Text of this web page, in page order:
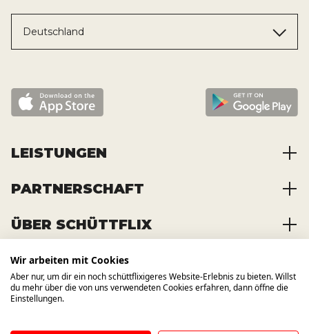
Deutschland
LEISTUNGEN
Baustoffe kaufen
Container mieten
Transporte bestellen
PARTNERSCHAFT
Zusammenarbeit
Registrierung
ÜBER SCHÜTTFLIX
Über das Unternehmen
Offene Stellen
News und Presse
WIR BAUEN AUCH AUF ANDERE
KANÄLE
Wir arbeiten mit Cookies
Aber nur, um dir ein noch schüttflixigeres Website-Erlebnis zu bieten. Willst
du mehr über die von uns verwendeten Cookies erfahren, dann öffne die
Einstellungen.